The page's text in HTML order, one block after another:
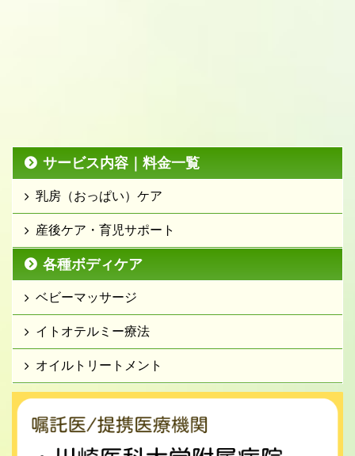
サービス内容｜料金一覧
乳房（おっぱい）ケア
産後ケア・育児サポート
各種ボディケア
ベビーマッサージ
イトオテルミー療法
オイルトリートメント